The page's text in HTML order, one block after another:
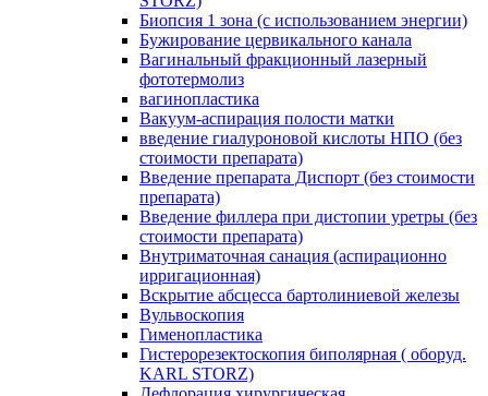
Биопсия 1 зона (с использованием энергии)
Бужирование цервикального канала
Вагинальный фракционный лазерный
фототермолиз
вагинопластика
Вакуум-аспирация полости матки
введение гиалуроновой кислоты НПО (без
стоимости препарата)
Введение препарата Диспорт (без стоимости
препарата)
Введение филлера при дистопии уретры (без
стоимости препарата)
Внутриматочная санация (аспирационно
ирригационная)
Вскрытие абсцесса бартолиниевой железы
Вульвоскопия
Гименопластика
Гистерорезектоскопия биполярная ( оборуд.
KARL STORZ)